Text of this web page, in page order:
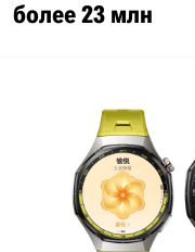
более 23 млн